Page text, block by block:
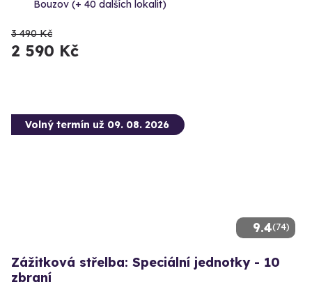
Bouzov (+ 40 dalších lokalit)
3 490 Kč
2 590 Kč
9.4(74)
Volný termín už 09. 08. 2026
Zážitková střelba: Speciální jednotky - 10
zbraní